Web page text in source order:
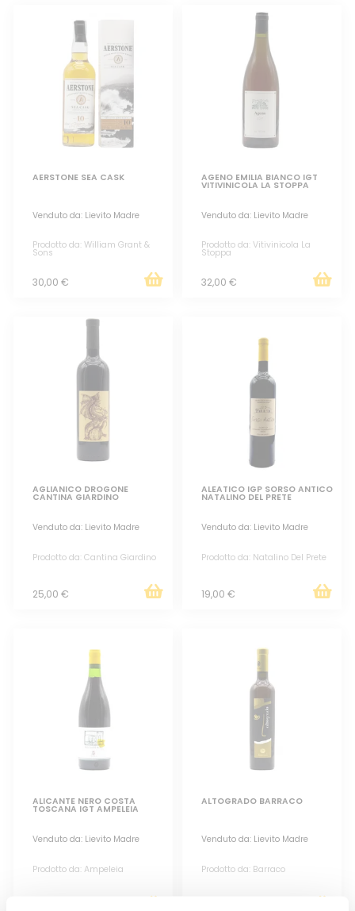
AERSTONE SEA CASK
Venduto da: Lievito Madre
Prodotto da: William Grant &
Sons
30,00 €
AGENO EMILIA BIANCO IGT
VITIVINICOLA LA STOPPA
Venduto da: Lievito Madre
Prodotto da: Vitivinicola La
Stoppa
32,00 €
AGLIANICO DROGONE
CANTINA GIARDINO
Venduto da: Lievito Madre
Prodotto da: Cantina Giardino
25,00 €
ALEATICO IGP SORSO ANTICO
NATALINO DEL PRETE
Venduto da: Lievito Madre
Prodotto da: Natalino Del Prete
19,00 €
ALICANTE NERO COSTA
TOSCANA IGT AMPELEIA
Venduto da: Lievito Madre
Prodotto da: Ampeleia
ALTOGRADO BARRACO
Venduto da: Lievito Madre
Prodotto da: Barraco